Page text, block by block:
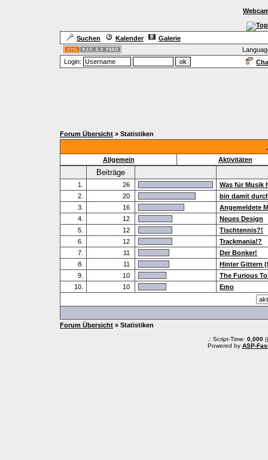
Suchen Kalender
Galerie
Login:
Forum Übersicht » Statistiken
Allgemein Aktivitäten
Beiträge
1. 26
Was für Musik
2.
20
bin damit
3.
16
Angemeldete
4.
12
Neues Design
5.
12
Tischtennis?!
6.
12
Trackmania!?
7.
11
Der Bonker!
8.
11
Hinter Gittern
9.
10
The Furious
10.
10 Emo
Forum Übersicht » Statistiken
.: Script-Time: 0,000||
Powered by ASP-